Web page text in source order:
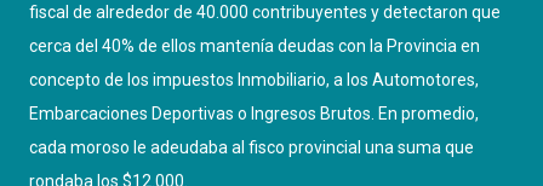
fiscal de alrededor de 40.000 contribuyentes y detectaron que
cerca del 40% de ellos mantenía deudas con la Provincia en
concepto de los impuestos Inmobiliario, a los Automotores,
Embarcaciones Deportivas o Ingresos Brutos. En promedio,
cada moroso le adeudaba al fisco provincial una suma que
rondaba los $12.000.